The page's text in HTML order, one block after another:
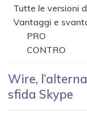
Tutte le versioni
Vantaggi e
PRO
CONTRO
Wire,
sfida Skype